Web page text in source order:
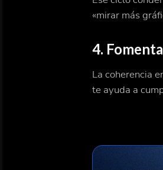
«mirar más
4.
La coherencia
te ayuda a